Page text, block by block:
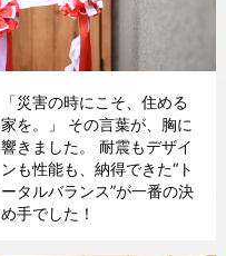
「災害の時にこそ、住める
家を。」 その言葉が、胸に
響きました。 耐震もデザイ
ンも性能も、納得できた“ト
ータルバランス”が一番の決
め手でした！